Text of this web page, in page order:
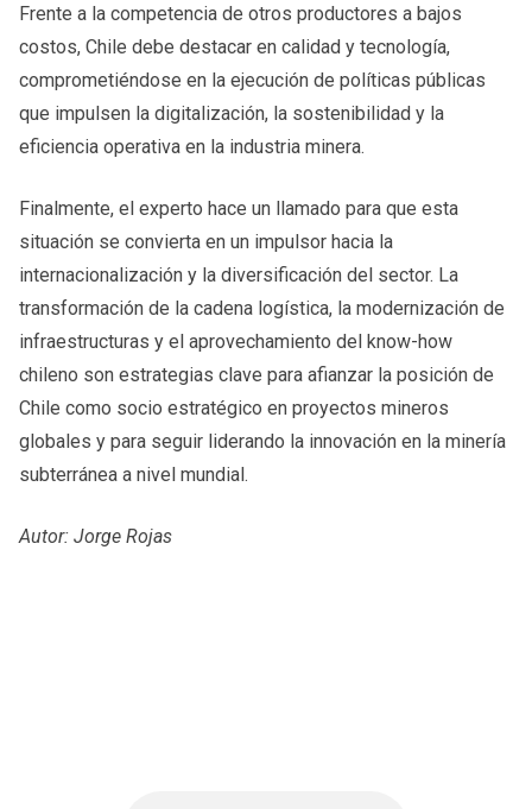
Frente a la competencia de otros productores a bajos
costos, Chile debe destacar en calidad y tecnología,
comprometiéndose en la ejecución de políticas públicas
que impulsen la digitalización, la sostenibilidad y la
eficiencia operativa en la industria minera.
Finalmente, el experto hace un llamado para que esta
situación se convierta en un impulsor hacia la
internacionalización y la diversificación del sector. La
transformación de la cadena logística, la modernización de
infraestructuras y el aprovechamiento del know-how
chileno son estrategias clave para afianzar la posición de
Chile como socio estratégico en proyectos mineros
globales y para seguir liderando la innovación en la minería
subterránea a nivel mundial.
Autor: Jorge Rojas